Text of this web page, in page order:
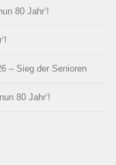
80 Jahr‘!
– Sieg der Senioren
80 Jahr‘!